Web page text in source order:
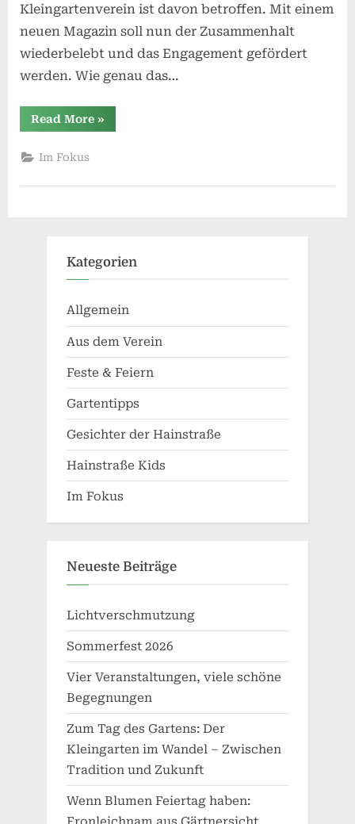
Kleingartenverein ist davon betroffen. Mit einem
neuen Magazin soll nun der Zusammenhalt
wiederbelebt und das Engagement gefördert
werden. Wie genau das…
Read More“Früher
war
Idee
»
Im Fokus
Kategorien
Allgemein
Aus dem Verein
Feste & Feiern
Gartentipps
Gesichter der Hainstraße
Hainstraße Kids
Im Fokus
Neueste Beiträge
Lichtverschmutzung
Sommerfest 2026
Vier Veranstaltungen, viele schöne
Begegnungen
Zum Tag des Gartens: Der
Kleingarten im Wandel – Zwischen
Tradition und Zukunft
Wenn Blumen Feiertag haben: